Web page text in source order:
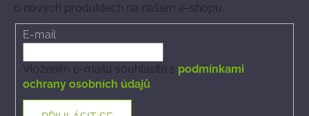
o nových produktech na našem e-shopu.
E-mail
Vložením e-mailu souhlasíte s podmínkami
ochrany osobních údajů